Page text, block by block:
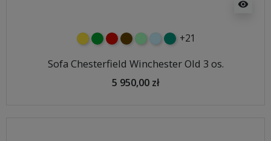
visibility
żółtyzielonyczerwony
czekoladowy
miętowybłękitny
turkusowy
+21
Sofa Chesterfield Winchester Old 3 os.
5 950,00 zł